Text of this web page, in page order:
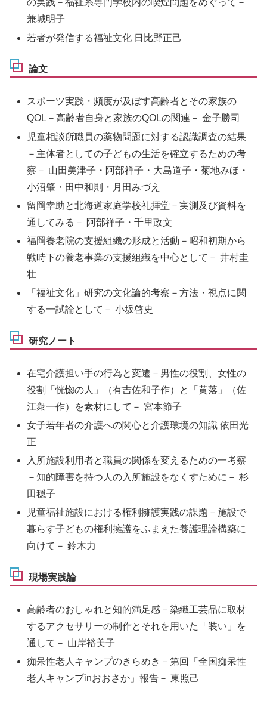
の実践－福祉系専門学校内の喫煙問題をめぐって－
兼城明子
若者が発信する福祉文化 日比野正己
論文
スポーツ実践・頻度が及ぼす高齢者とその家族の
QOL－高齢者自身と家族のQOLの関連－ 金子勝司
児童相談所職員の薬物問題に対する認識調査の結果
－主体者としての子どもの生活を確立するための考
察－ 山田美津子・阿部祥子・大島道子・菊地みほ・
小沼肇・田中和則・月田みづえ
留岡幸助と北海道家庭学校礼拝堂－実測及び資料を
通してみる－ 阿部祥子・千里政文
福岡養老院の支援組織の形成と活動－昭和初期から
戦時下の養老事業の支援組織を中心として－ 井村圭
壮
「福祉文化」研究の文化論的考察－方法・視点に関
する一試論として－ 小坂啓史
研究ノート
在宅介護担い手の行為と変遷－男性の役割、女性の
役割「恍惚の人」（有吉佐和子作）と「黄落」（佐
江衆一作）を素材にして－ 宮本節子
女子若年者の介護への関心と介護環境の知識 依田光
正
入所施設利用者と職員の関係を変えるための一考察
－知的障害を持つ人の入所施設をなくすために－ 杉
田穏子
児童福祉施設における権利擁護実践の課題－施設で
暮らす子どもの権利擁護をふまえた養護理論構築に
向けて－ 鈴木力
現場実践論
高齢者のおしゃれと知的満足感－染織工芸品に取材
するアクセサリーの制作とそれを用いた「装い」を
通して－ 山岸裕美子
痴呆性老人キャンプのきらめき－第回「全国痴呆性
老人キャンプinおおさか」報告－ 東照己